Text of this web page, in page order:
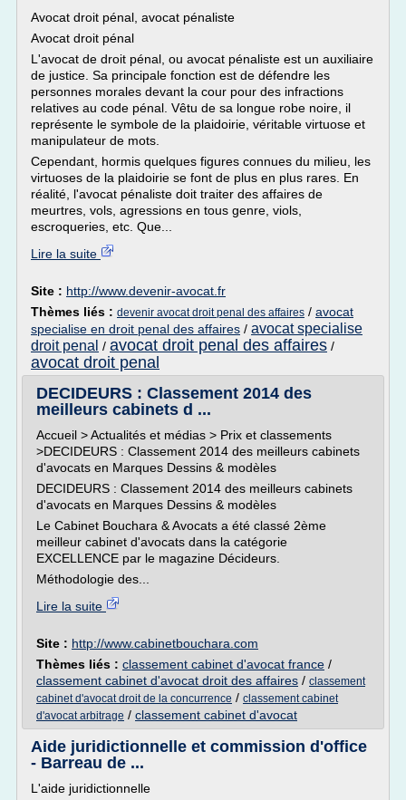
Avocat droit pénal, avocat pénaliste
Avocat droit pénal
L'avocat de droit pénal, ou avocat pénaliste est un auxiliaire
de justice. Sa principale fonction est de défendre les
personnes morales devant la cour pour des infractions
relatives au code pénal. Vêtu de sa longue robe noire, il
représente le symbole de la plaidoirie, véritable virtuose et
manipulateur de mots.
Cependant, hormis quelques figures connues du milieu, les
virtuoses de la plaidoirie se font de plus en plus rares. En
réalité, l'avocat pénaliste doit traiter des affaires de
meurtres, vols, agressions en tous genre, viols,
escroqueries, etc. Que...
Lire la suite
Site : http://www.devenir-avocat.fr
Thèmes liés : devenir avocat droit penal des affaires / avocat
specialise en droit penal des affaires / avocat specialise
droit penal / avocat droit penal des affaires /
avocat droit penal
DECIDEURS : Classement 2014 des
meilleurs cabinets d ...
Accueil > Actualités et médias > Prix et classements
>DECIDEURS : Classement 2014 des meilleurs cabinets
d'avocats en Marques Dessins & modèles
DECIDEURS : Classement 2014 des meilleurs cabinets
d'avocats en Marques Dessins & modèles
Le Cabinet Bouchara & Avocats a été classé 2ème
meilleur cabinet d'avocats dans la catégorie
EXCELLENCE par le magazine Décideurs.
Méthodologie des...
Lire la suite
Site : http://www.cabinetbouchara.com
Thèmes liés : classement cabinet d'avocat france /
classement cabinet d'avocat droit des affaires / classement
cabinet d'avocat droit de la concurrence / classement cabinet
d'avocat arbitrage / classement cabinet d'avocat
Aide juridictionnelle et commission d'office
- Barreau de ...
L'aide juridictionnelle